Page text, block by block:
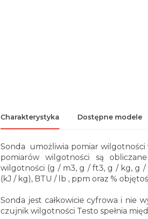
Charakterystyka Dostępne modele
Sonda umożliwia pomiar wilgotności
pomiarów wilgotności są
wilgotności (g / m3, g / ft3, g / kg, g
(kJ / kg), BTU / lb , ppm oraz %
Sonda jest całkowicie cyfrowa i nie
czujnik wilgotności Testo spełnia